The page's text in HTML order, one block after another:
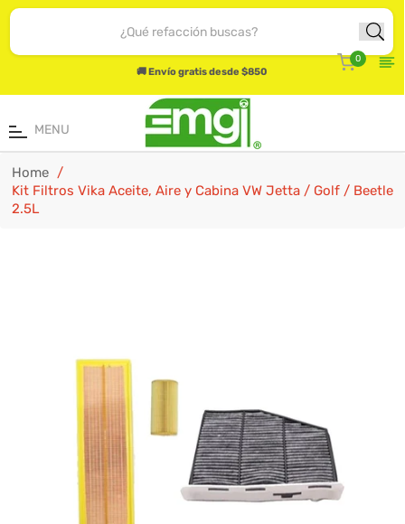
MENU
🚚 Envío gratis desde $850
Carrito
0
Home /
Kit Filtros Vika Aceite, Aire y Cabina VW Jetta / Golf / Beetle
2.5L